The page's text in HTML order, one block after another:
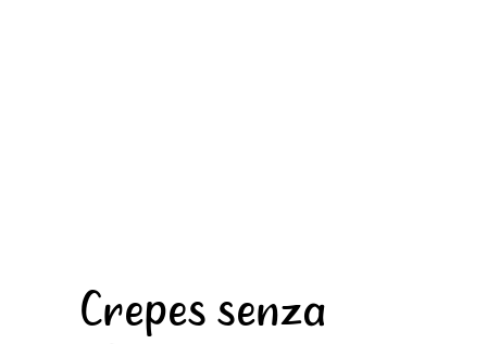
Crepes senza